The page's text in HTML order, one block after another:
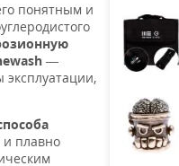
понятным и
—
и плавно